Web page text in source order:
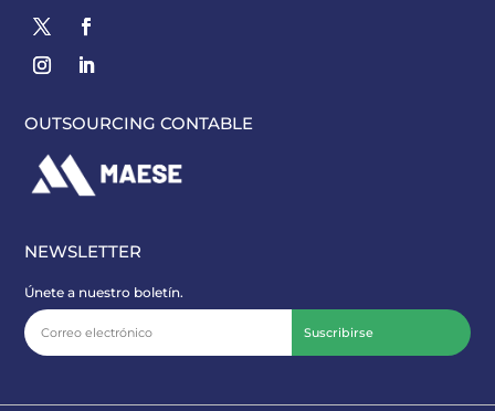
OUTSOURCING CONTABLE
NEWSLETTER
Únete a nuestro boletín.
Suscribirse